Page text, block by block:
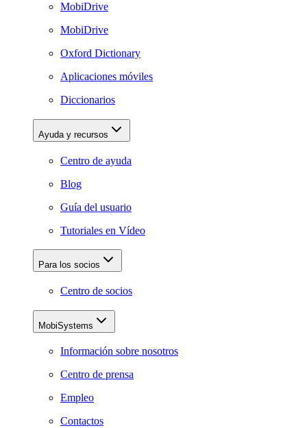
MobiDrive
MobiDrive
Oxford Dictionary
Aplicaciones móviles
Diccionarios
Ayuda y recursos
Centro de ayuda
Blog
Guía del usuario
Tutoriales en Vídeo
Para los socios
Centro de socios
MobiSystems
Información sobre nosotros
Centro de prensa
Empleo
Contactos